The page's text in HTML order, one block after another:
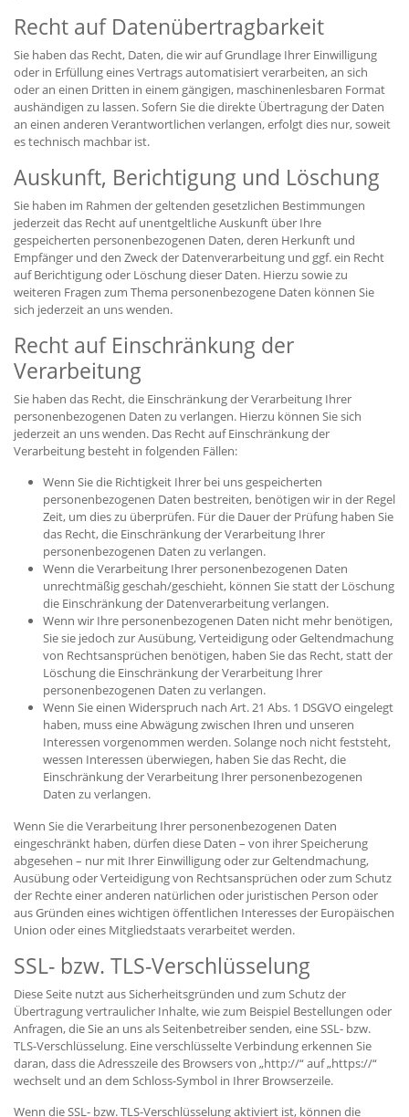
Recht auf Daten­übertrag­barkeit
Sie haben das Recht, Daten, die wir auf Grundlage Ihrer Einwilligung
oder in Erfüllung eines Vertrags automatisiert verarbeiten, an sich
oder an einen Dritten in einem gängigen, maschinenlesbaren Format
aushändigen zu lassen. Sofern Sie die direkte Übertragung der Daten
an einen anderen Verantwortlichen verlangen, erfolgt dies nur, soweit
es technisch machbar ist.
Auskunft, Berichtigung und Löschung
Sie haben im Rahmen der geltenden gesetzlichen Bestimmungen
jederzeit das Recht auf unentgeltliche Auskunft über Ihre
gespeicherten personenbezogenen Daten, deren Herkunft und
Empfänger und den Zweck der Datenverarbeitung und ggf. ein Recht
auf Berichtigung oder Löschung dieser Daten. Hierzu sowie zu
weiteren Fragen zum Thema personenbezogene Daten können Sie
sich jederzeit an uns wenden.
Recht auf Einschränkung der
Verarbeitung
Sie haben das Recht, die Einschränkung der Verarbeitung Ihrer
personenbezogenen Daten zu verlangen. Hierzu können Sie sich
jederzeit an uns wenden. Das Recht auf Einschränkung der
Verarbeitung besteht in folgenden Fällen:
Wenn Sie die Richtigkeit Ihrer bei uns gespeicherten
personenbezogenen Daten bestreiten, benötigen wir in der Regel
Zeit, um dies zu überprüfen. Für die Dauer der Prüfung haben Sie
das Recht, die Einschränkung der Verarbeitung Ihrer
personenbezogenen Daten zu verlangen.
Wenn die Verarbeitung Ihrer personenbezogenen Daten
unrechtmäßig geschah/geschieht, können Sie statt der Löschung
die Einschränkung der Datenverarbeitung verlangen.
Wenn wir Ihre personenbezogenen Daten nicht mehr benötigen,
Sie sie jedoch zur Ausübung, Verteidigung oder Geltendmachung
von Rechtsansprüchen benötigen, haben Sie das Recht, statt der
Löschung die Einschränkung der Verarbeitung Ihrer
personenbezogenen Daten zu verlangen.
Wenn Sie einen Widerspruch nach Art. 21 Abs. 1 DSGVO eingelegt
haben, muss eine Abwägung zwischen Ihren und unseren
Interessen vorgenommen werden. Solange noch nicht feststeht,
wessen Interessen überwiegen, haben Sie das Recht, die
Einschränkung der Verarbeitung Ihrer personenbezogenen
Daten zu verlangen.
Wenn Sie die Verarbeitung Ihrer personenbezogenen Daten
eingeschränkt haben, dürfen diese Daten – von ihrer Speicherung
abgesehen – nur mit Ihrer Einwilligung oder zur Geltendmachung,
Ausübung oder Verteidigung von Rechtsansprüchen oder zum Schutz
der Rechte einer anderen natürlichen oder juristischen Person oder
aus Gründen eines wichtigen öffentlichen Interesses der Europäischen
Union oder eines Mitgliedstaats verarbeitet werden.
SSL- bzw. TLS-Verschlüsselung
Diese Seite nutzt aus Sicherheitsgründen und zum Schutz der
Übertragung vertraulicher Inhalte, wie zum Beispiel Bestellungen oder
Anfragen, die Sie an uns als Seitenbetreiber senden, eine SSL- bzw.
TLS-Verschlüsselung. Eine verschlüsselte Verbindung erkennen Sie
daran, dass die Adresszeile des Browsers von „http://“ auf „https://“
wechselt und an dem Schloss-Symbol in Ihrer Browserzeile.
Wenn die SSL- bzw. TLS-Verschlüsselung aktiviert ist, können die